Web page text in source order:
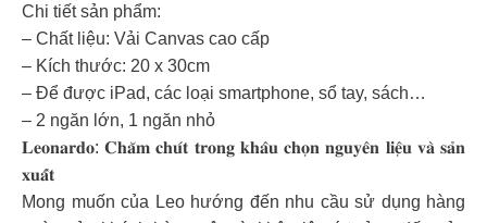
Chi tiết sản phẩm:
– Chất liệu: Vải Canvas cao cấp
– Kích thước: 20 x 30cm
– Để được iPad, các loại smartphone, sổ tay, sách…
– 2 ngăn lớn, 1 ngăn nhỏ
𝐋𝐞𝐨𝐧𝐚𝐫𝐝𝐨: 𝐂𝐡𝐚̆𝐦 𝐜𝐡𝐮́𝐭 𝐭𝐫𝐨𝐧𝐠 𝐤𝐡𝐚̂𝐮 𝐜𝐡𝐨̣𝐧 𝐧𝐠𝐮𝐲𝐞̂𝐧 𝐥𝐢𝐞̣̂𝐮 𝐯𝐚̀ 𝐬𝐚̉𝐧
𝐱𝐮𝐚̂́𝐭
Mong muốn của Leo hướng đến nhu cầu sử dụng hàng